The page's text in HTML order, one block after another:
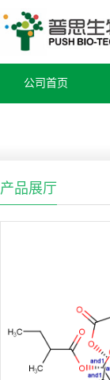
公司首页
产品展厅